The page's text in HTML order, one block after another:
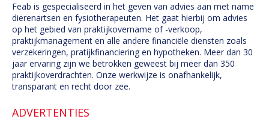
Feab is gespecialiseerd in het geven van advies aan met name
dierenartsen en fysiotherapeuten. Het gaat hierbij om advies
op het gebied van praktijkovername of -verkoop,
praktijkmanagement en alle andere financiële diensten zoals
verzekeringen, pratijkfinanciering en hypotheken. Meer dan 30
jaar ervaring zijn we betrokken geweest bij meer dan 350
praktijkoverdrachten. Onze werkwijze is onafhankelijk,
transparant en recht door zee.
ADVERTENTIES